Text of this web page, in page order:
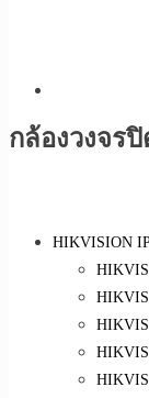
กล้องวงจรปิ
HIKVISION IP